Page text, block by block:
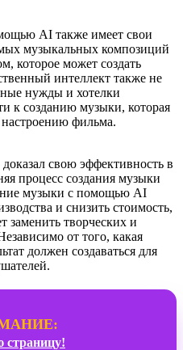
AI также имеет свои
музыкальных композиций
которое может создать
интеллект также не
нужды и хотелки
к созданию музыки, которая
настроению фильма.
свою эффективность в
процесс создания музыки
музыки с помощью AI
и снизить стоимость,
заменить творческих и
от того, какая
должен создаваться для
страницу!